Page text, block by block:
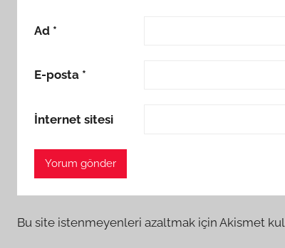
Ad *
E-posta *
İnternet sitesi
Bu site istenmeyenleri azaltmak için Akismet